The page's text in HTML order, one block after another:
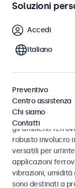
Monitor
Monitor e
alle norme EN
gli ambienti
robusto involucro
versatili per
applicazioni
vibrazioni, umidità
sono destinati a
Soluzioni
Accedi
Italiano
Preventivo
Centro assistenza
Chi siamo
Contatti